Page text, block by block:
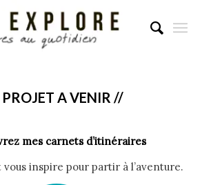
A VENIR //
mes carnets d’itinéraires
vous inspire pour partir à l’aventure.